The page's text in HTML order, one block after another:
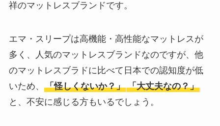
口コミ・評判
Liteの口コミ・評判
は
実際どう？
ユリカコーポレーシ
祥のマットレスブランドです。
エマ・スリープは高機能・高性能なマットレスが
多く、人気のマットレスブランドなのですが、他
のマットレスブラドに比べて日本での認知度が低
いため、 「怪しくないか？」 「大丈夫なの？」
と、不安に感じる方もいるでしょう。